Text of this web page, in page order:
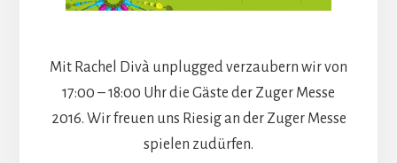
Mit Rachel Divà unplugged verzaubern wir von
17:00 – 18:00 Uhr die Gäste der Zuger Messe
2016. Wir freuen uns Riesig an der Zuger Messe
spielen zudürfen.